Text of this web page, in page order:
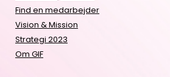
Find en medarbejder
Vision & Mission
Strategi 2023
Om GIF